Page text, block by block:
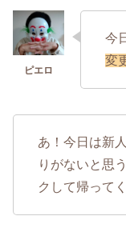
今
変
あ！今日は新
りがないと思
クして帰って